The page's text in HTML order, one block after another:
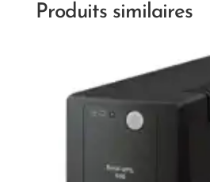
Produits similaires